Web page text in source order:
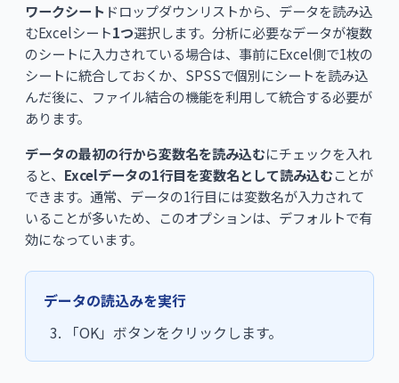
ワークシート ドロップダウンリストから、データを読み込
むExcelシート1つ選択します。分析に必要なデータが複数
のシートに入力されている場合は、事前にExcel側で1枚の
シートに統合しておくか、SPSSで個別にシートを読み込
んだ後に、ファイル結合の機能を利用して統合する必要が
あります。
データの最初の行から変数名を読み込むにチェックを入れ
ると、 Excelデータの1行目を変数名として読み込むことが
できます。通常、データの1行目には変数名が入力されて
いることが多いため、このオプションは、デフォルトで有
効になっています。
データの読込みを実行
「OK」ボタンをクリックします。